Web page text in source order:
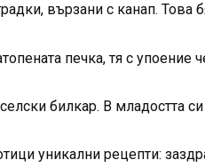
вързани с канап. Това
печка, тя с упоение
билкар. В младостта
уникални рецепти: